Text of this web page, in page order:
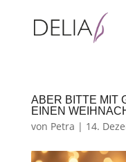
ABER BITTE MIT
EINEN
von Petra | 14.